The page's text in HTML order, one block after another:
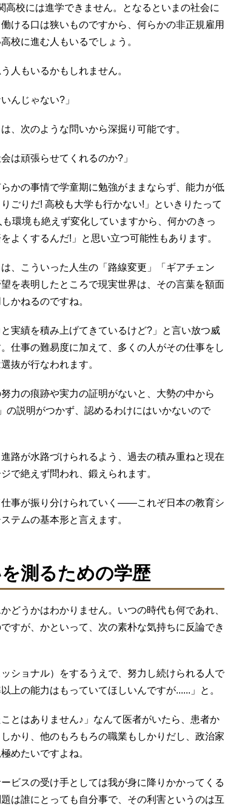
高校には進学できません。となるといまの社会に
ける口は狭いものですから、何らかの非正規雇用
校に進む人もいるでしょう。
人もいるかもしれません。
んじゃない?」
、次のような問いから深掘り可能です。
は頑張らせてくれるのか?」
かの事情で学童期に勉強がままならず、能力が低
ごりだ! 高校も大学も行かない!」といきりたって
環境も絶えず変化していますから、何かのきっ
よくするんだ!」と思い立つ可能性もあります。
、こういった人生の「路線変更」「ギアチェン
を表明したところで現実世界は、その言葉を額面
かねるのですね。
実績を積み上げてきているけど?」と言い放つ威
仕事の難易度に加えて、多くの人がその仕事をし
抜が行なわれます。
力の痕跡や実力の証明がないと、大勢の中から
の説明がつかず、認めるわけにはいかないので
路が水路づけられるよう、過去の積み重ねと現在
で絶えず問われ、鍛えられます。
事が振り分けられていく――これぞ日本の教育シ
テムの基本形と言えます。
測るための学歴
どうかはわかりません。いつの時代も何であれ、
すが、かといって、次の素朴な気持ちに反論でき
ショナル）をするうえで、努力し続けられる人で
上の能力はもっていてほしいんですが......」と。
とはありません♪」なんて医者がいたら、患者か
かり、他のもろもろの職業もしかりだし、政治家
めたいですよね。
ビスの受け手としては我が身に降りかかってくる
は誰にとっても自分事で、その利害というのは互